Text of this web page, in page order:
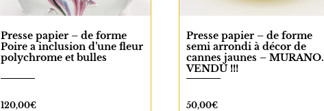
Presse papier – de forme
Poire a inclusion d’une fleur
polychrome et bulles
120,00€
Presse papier – de forme
semi arrondi à décor de
cannes jaunes – MURANO.
VENDU !!!
50,00€